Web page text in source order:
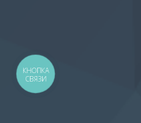
КНОПКА
СВЯЗИ